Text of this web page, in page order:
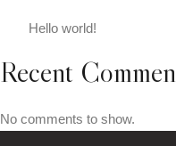
Hello world!
Recent
No comments to show.